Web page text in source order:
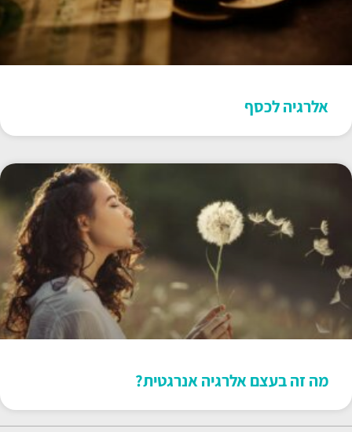
אלרגיה לכסף
מה זה בעצם אלרגיה אנרגטית?